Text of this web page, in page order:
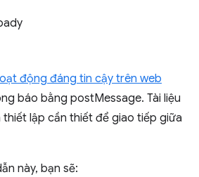
động đáng tin cậy trên web
báo bằng postMessage. Tài liệu
lập cần thiết để giao tiếp giữa
này, bạn sẽ: